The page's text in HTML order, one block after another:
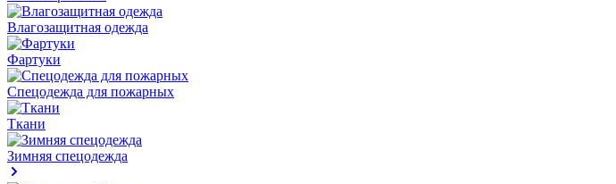
Влагозащитная одежда
Фартуки
Спецодежда для пожарных
Ткани
Зимняя спецодежда